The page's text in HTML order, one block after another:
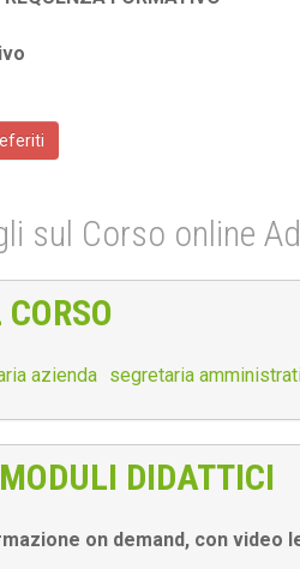
sul Corso online
azienda segretaria
DIDATTICI
on demand, con